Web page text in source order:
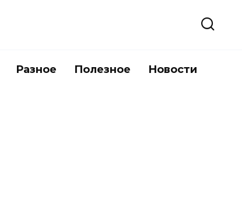
Разное Полезное Новости